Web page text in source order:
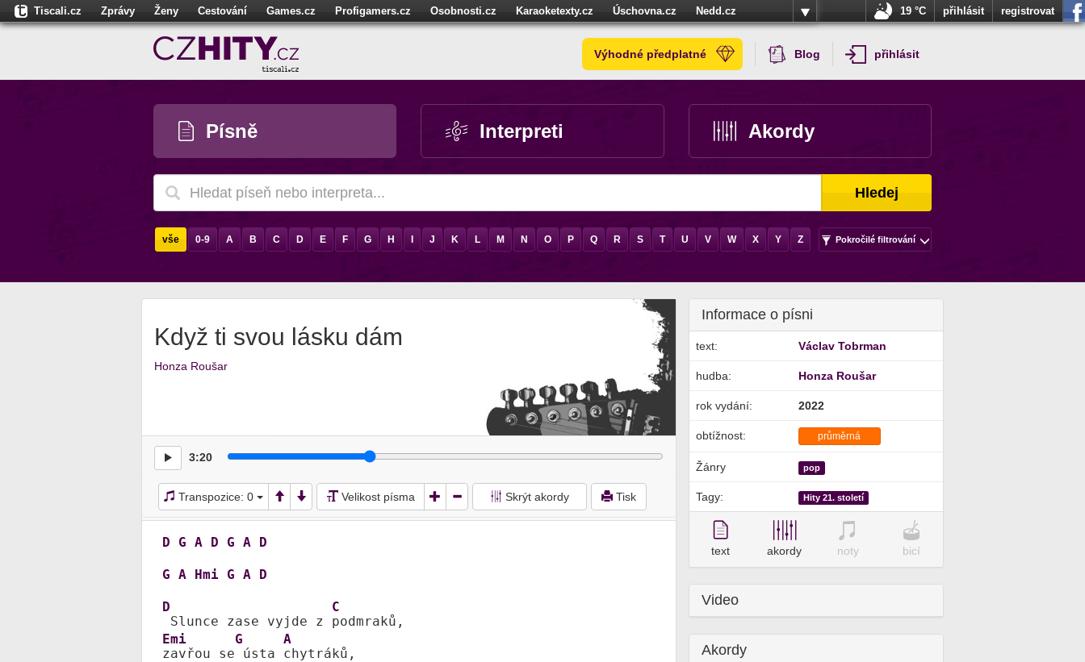
Tiscali.cz Zprávy Ženy Cestování Games.cz Profigamers.cz Osobnosti.cz Karaoketexty.cz Úschovna.cz
Nedd.cz
Sport Dokina.cz CZhity.cz
19 °C přihlásit registrovat
Výhodné předplatné Blog přihlásit
Písně Interpreti Akordy
Hledej
vše 0-9 A B C D E F G H J K L M N O P Q R S T U V W X Y Z Pokročilé filtrování
Když ti svou lásku dám
Honza Roušar
3:20
Transpozice: 0 Velikost písma Skrýt akordy Tisk
D G A D G A D
G A Hmi G A D
D
Slunce zase vyjde z
C
Emi
zavřou se
G
ústa
A
Informace o písni
text: Václav Tobrman
hudba: Honza Roušar
rok vydání: 2022
obtížnost: průměrná
Žánry pop
Tagy: Hity 21. století
text akordy noty bicí
Video
Akordy